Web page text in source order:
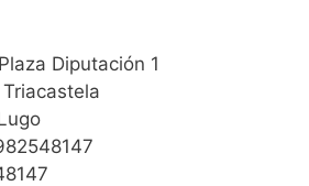
Diputación 1